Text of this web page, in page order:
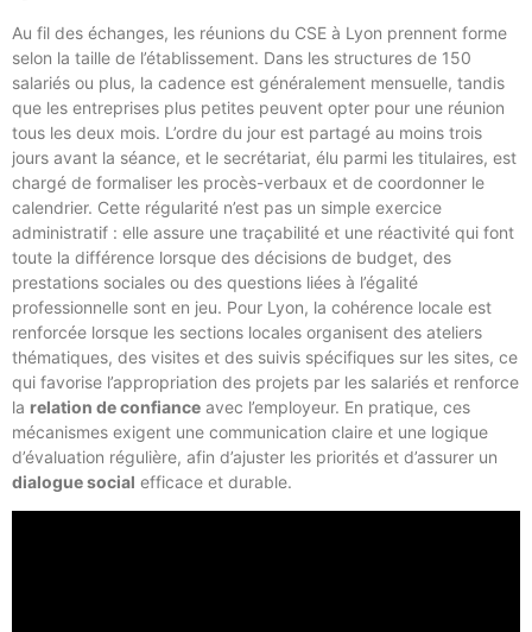
Au fil des échanges, les réunions du CSE à Lyon prennent forme
selon la taille de l’établissement. Dans les structures de 150
salariés ou plus, la cadence est généralement mensuelle, tandis
que les entreprises plus petites peuvent opter pour une réunion
tous les deux mois. L’ordre du jour est partagé au moins trois
jours avant la séance, et le secrétariat, élu parmi les titulaires, est
chargé de formaliser les procès-verbaux et de coordonner le
calendrier. Cette régularité n’est pas un simple exercice
administratif : elle assure une traçabilité et une réactivité qui font
toute la différence lorsque des décisions de budget, des
prestations sociales ou des questions liées à l’égalité
professionnelle sont en jeu. Pour Lyon, la cohérence locale est
renforcée lorsque les sections locales organisent des ateliers
thématiques, des visites et des suivis spécifiques sur les sites, ce
qui favorise l’appropriation des projets par les salariés et renforce
la relation de confiance avec l’employeur. En pratique, ces
mécanismes exigent une communication claire et une logique
d’évaluation régulière, afin d’ajuster les priorités et d’assurer un
dialogue social efficace et durable.